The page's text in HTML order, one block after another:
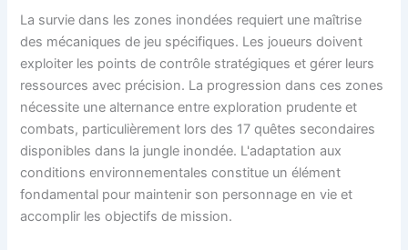
La survie dans les zones inondées requiert une maîtrise
des mécaniques de jeu spécifiques. Les joueurs doivent
exploiter les points de contrôle stratégiques et gérer leurs
ressources avec précision. La progression dans ces zones
nécessite une alternance entre exploration prudente et
combats, particulièrement lors des 17 quêtes secondaires
disponibles dans la jungle inondée. L'adaptation aux
conditions environnementales constitue un élément
fondamental pour maintenir son personnage en vie et
accomplir les objectifs de mission.